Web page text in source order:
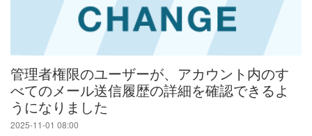
管理者権限のユーザーが、アカウント内のす
べてのメール送信履歴の詳細を確認できるよ
うになりました
2025-11-01 08:00